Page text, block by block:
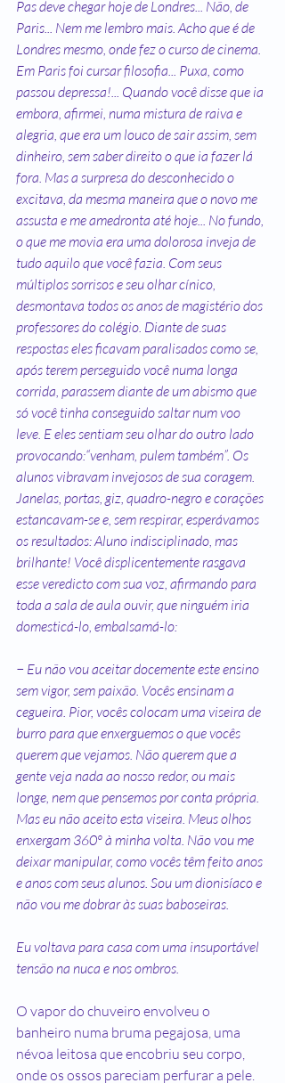
Pas deve chegar hoje de Londres... Não, de
Paris... Nem me lembro mais. Acho que é de
Londres mesmo, onde fez o curso de cinema.
Em Paris foi cursar filosofia... Puxa, como
passou depressa!... Quando você disse que ia
embora, afirmei, numa mistura de raiva e
alegria, que era um louco de sair assim, sem
dinheiro, sem saber direito o que ia fazer lá
fora. Mas a surpresa do desconhecido o
excitava, da mesma maneira que o novo me
assusta e me amedronta até hoje... No fundo,
o que me movia era uma dolorosa inveja de
tudo aquilo que você fazia. Com seus
múltiplos sorrisos e seu olhar cínico,
desmontava todos os anos de magistério dos
professores do colégio. Diante de suas
respostas eles ficavam paralisados como se,
após terem perseguido você numa longa
corrida, parassem diante de um abismo que
só você tinha conseguido saltar num voo
leve. E eles sentiam seu olhar do outro lado
provocando:“venham, pulem também”. Os
alunos vibravam invejosos de sua coragem.
Janelas, portas, giz, quadro-negro e corações
estancavam-se e, sem respirar, esperávamos
os resultados: Aluno indisciplinado, mas
brilhante! Você displicentemente rasgava
esse veredicto com sua voz, afirmando para
toda a sala de aula ouvir, que ninguém iria
domesticá-lo, embalsamá-lo:
− Eu não vou aceitar docemente este ensino
sem vigor, sem paixão. Vocês ensinam a
cegueira. Pior, vocês colocam uma viseira de
burro para que enxerguemos o que vocês
querem que vejamos. Não querem que a
gente veja nada ao nosso redor, ou mais
longe, nem que pensemos por conta própria.
Mas eu não aceito esta viseira. Meus olhos
enxergam 360º à minha volta. Não vou me
deixar manipular, como vocês têm feito anos
e anos com seus alunos. Sou um dionisíaco e
não vou me dobrar às suas baboseiras.
Eu voltava para casa com uma insuportável
tensão na nuca e nos ombros.
O vapor do chuveiro envolveu o
banheiro numa bruma pegajosa, uma
névoa leitosa que encobriu seu corpo,
onde os ossos pareciam perfurar a pele.